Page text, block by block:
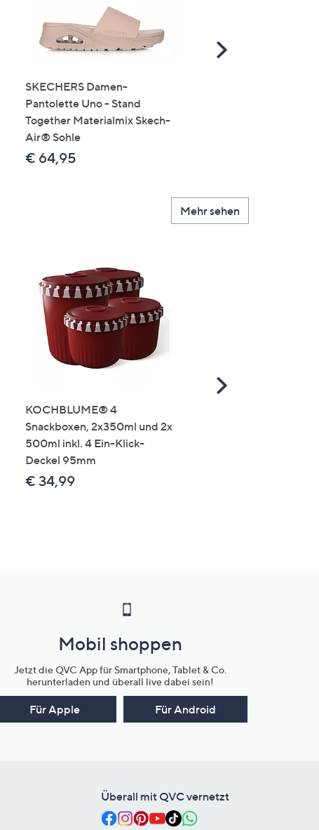
SKECHERS Damen-
Pantolette Uno - Stand
Together Materialmix Skech-
Air® Sohle
€ 64,95
Scroll
Mehr sehen
KOCHBLUME® 4
Snackboxen, 2x350ml und 2x
500ml inkl. 4 Ein-Klick-
Deckel 95mm
€ 34,99
Scroll
Mobil shoppen
Jetzt die QVC App für Smartphone, Tablet & Co.
herunterladen und überall live dabei sein!
Für Apple Für Android
Überall mit QVC vernetzt